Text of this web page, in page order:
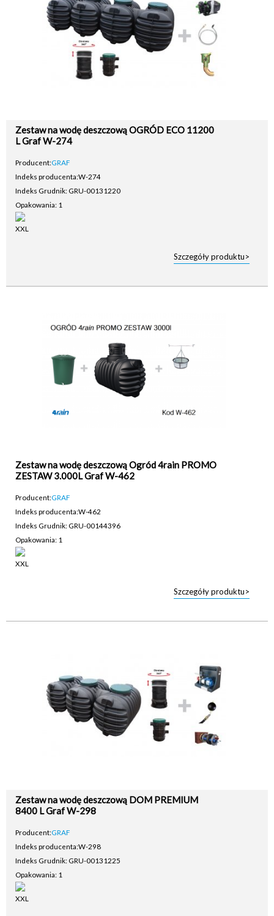
Zestaw na wodę deszczową OGRÓD ECO 11200
L Graf W-274
Producent:GRAF
Indeks producenta:W-274
Indeks Grudnik: GRU-00131220
Opakowania: 1
Szczegóły produktu>
Zestaw na wodę deszczową Ogród 4rain PROMO
ZESTAW 3.000L Graf W-462
Producent:GRAF
Indeks producenta:W-462
Indeks Grudnik: GRU-00144396
Opakowania: 1
Szczegóły produktu>
Zestaw na wodę deszczową DOM PREMIUM
8400 L Graf W-298
Producent:GRAF
Indeks producenta:W-298
Indeks Grudnik: GRU-00131225
Opakowania: 1